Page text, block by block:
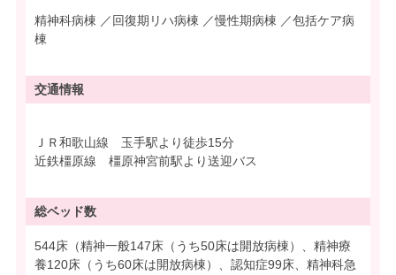
精神科病棟 ／回復期リハ病棟 ／慢性期病棟 ／包括ケア病
棟
交通情報
ＪＲ和歌山線 玉手駅より徒歩15分
近鉄橿原線 橿原神宮前駅より送迎バス
総ベッド数
544床（精神一般147床（うち50床は開放病棟）、精神療
養120床（うち60床は開放病棟）、認知症99床、精神科急